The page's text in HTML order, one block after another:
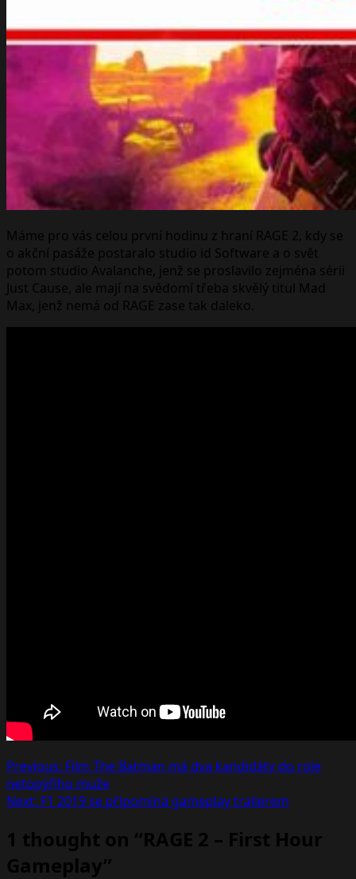
Máme pro vás celou první hodinu z hraní RAGE 2, kdy se
o akční pasáže postaralo studio id Software a o svět
potom studio Avalanche, jenž se proslavilo zejména sérii
Just Cause, ale mají na svědomí třeba skvělý titul Mad
Max, jenž nemá od RAGE zase tak daleko.
Post
navigation
Previous: Film The Batman má dva kandidáty do role
netopýřího muže
Next: F1 2019 se připomíná gameplay trailerem
1 thought on “RAGE 2 – First Hour
Gameplay”